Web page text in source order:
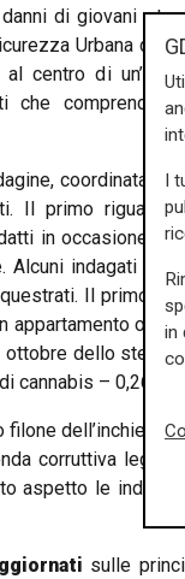
di giovani
Urbana
centro di
che
coordinata
Il primo
in occasione
Alcuni indagati
Il primo
appartamento
dello stesso
cannabis – 0,26
dell’inchiesta,
corruttiva
aspetto le
sulle
I
in